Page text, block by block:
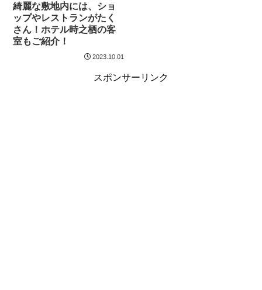
綺麗な敷地内には、ショ
ップやレストランがたく
さん！ホテル時之栖の客
室もご紹介！
2023.10.01
スポンサーリンク